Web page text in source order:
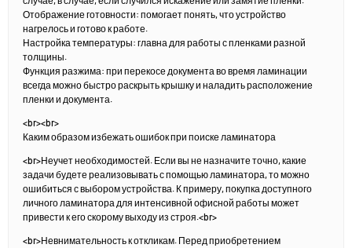
Отображение готовности: помогает понять, что устройство
нагрелось и готово к работе.
Настройка температуры: главна для работы с пленками разной
толщины.
Функция разжима: при перекосе документа во время ламинации
всегда можно быстро раскрыть крышку и наладить расположение
пленки и документа.
<br><br>
Каким образом избежать ошибок при поиске ламинатора
<br>Неучет необходимостей. Если вы не назначите точно, какие
задачи будете реализовывать с помощью ламинатора, то можно
ошибиться с выбором устройства. К примеру, покупка доступного
личного ламинатора для интенсивной офисной работы может
привести к его скорому выходу из строя.<br>
<br>Невнимательность к откликам. Перед приобретением